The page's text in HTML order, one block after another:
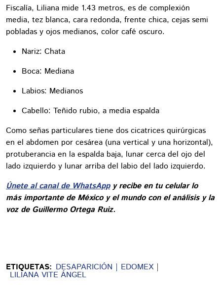
Fiscalía, Liliana mide 1.43 metros, es de complexión
media, tez blanca, cara redonda, frente chica, cejas semi
pobladas y ojos medianos, color café oscuro.
Nariz: Chata
Boca: Mediana
Labios: Medianos
Cabello: Teñido rubio, a media espalda
Como señas particulares tiene dos cicatrices quirúrgicas
en el abdomen por cesárea (una vertical y una horizontal),
protuberancia en la espalda baja, lunar cerca del ojo del
lado izquierdo y lunar arriba del labio del lado izquierdo.
Únete al canal de WhatsAppy recibe en tu celular lo
más importante de México y el mundo con el análisis y la
voz de Guillermo Ortega Ruiz.
ETIQUETAS: DESAPARICIÓN EDOMEX
LILIANA VITE ÁNGEL